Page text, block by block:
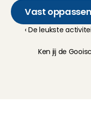
Vast oppassen
‹ De leukste
Ken jij de